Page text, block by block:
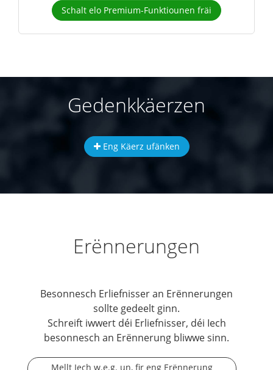
Schalt elo Premium-Funktiounen fräi
Gedenkkäerzen
Eng Käerz ufänken
Erënnerungen
Besonnesch Erliefnisser an Erënnerungen
sollte gedeelt ginn.
Schreift iwwert déi Erliefnisser, déi Iech
besonnesch an Erënnerung bliwwe sinn.
Mellt Iech w.e.g. un, fir eng Erënnerung